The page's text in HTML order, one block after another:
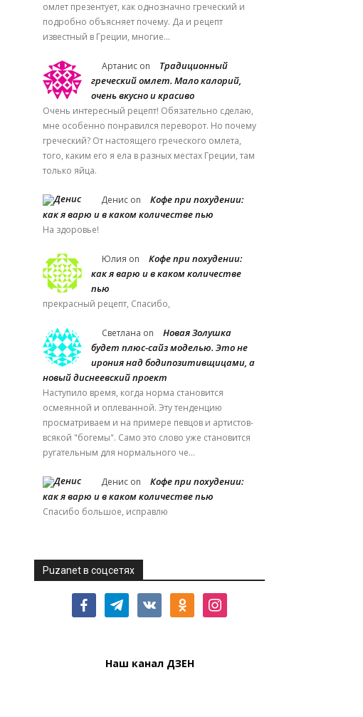
омлет презентует, как однозначно греческий и
подробно объясняет почему. Да и рецепт
известный в Греции, многие…
Артанис on
Традиционный
греческий омлет. Мало калорий,
очень вкусно и красиво
Очень интересный рецепт! Обязательно сделаю,
мне особенно понравился переворот. Но почему
греческий? От настоящего греческого омлета,
того, каким его я ела в разных местах Греции, там
только яйца.
Денис on
Кофе при похудении:
как я варю и в каком количестве пью
На здоровье!
Юлия on
Кофе при похудении:
как я варю и в каком количестве
пью
прекрасный рецепт, Спасибо,
Светлана on
Новая Золушка
будет плюс-сайз моделью. Это не
ирония над бодипозитивщицами, а
новый диснеевский проект
Наступило время, когда норма становится
осмеянной и оплеванной. Эту тенденцию
просматриваем и на примере певцов и артистов-
всякой "богемы". Само это слово уже становится
ругательным для нормального че…
Денис on
Кофе при похудении:
как я варю и в каком количестве пью
Спасибо большое, исправлю
Puzanet в соцсетях
facebooktelegramvkontakteodnoklassnikiinstagram
Наш канал ДЗЕН